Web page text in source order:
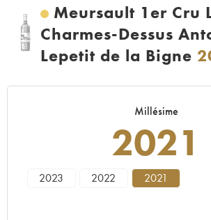
Meursault 1er Cru
Charmes-Dessus
Lepetit de la Bigne
Millésime
2021
2023 2022 2021